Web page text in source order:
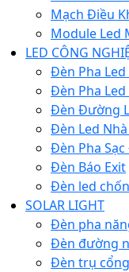
Mạch Điều
Module Led
LED CÔNG
Đèn Pha
Đèn Pha Led
Đèn Đường
Đèn Led
Đèn Pha
Đèn Báo Exit
Đèn led
SOLAR LIGHT
Đèn pha
Đèn đường
Đèn trụ